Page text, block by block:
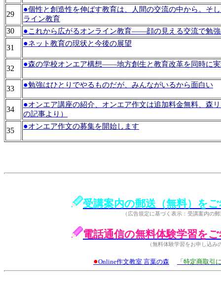
29
●個性と創造性を伸ばす教育は、人間の交流の中から。そ
ライン教育
30 ●これから広がるオンライン教育――顔の見える交流で勉
31
●ネット教育の現状と今後の展望
32
●森の学校オンエア構想――地方創生と教育改革を同時に
33 ●勉強はひとりでやるものだが、みんながいるから面白い
34
●オンエア講座の紹介、オンエア作文は追加料金無料、森
の記事より）
35
●オンエア作文の募集を開始します
受講案内の郵送（無料）を
（広告規定に基づく表示：受講案内の
電話通信の無料体験学習を
（無料体験学習をお申し込
●Online作文教室 言葉の森 「特定商取引